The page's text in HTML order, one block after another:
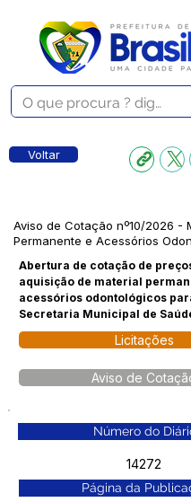
Voltar
Aviso de Cotação nº10/2026 -
Permanente e Acessórios
Abertura de cotação de
aquisição de material
acessórios odontológicos
Secretaria Municipal de
Licitações
Aviso de
Número do
14272
Página da